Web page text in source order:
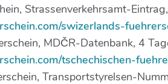
Strassenverkehrsamt-
swizerlands-
MDČR-Datenbank, 4
tschechischen-
Transportstyrelsen-